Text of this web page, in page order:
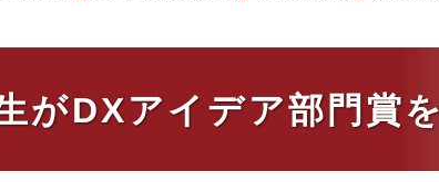
がDXアイデア部門賞